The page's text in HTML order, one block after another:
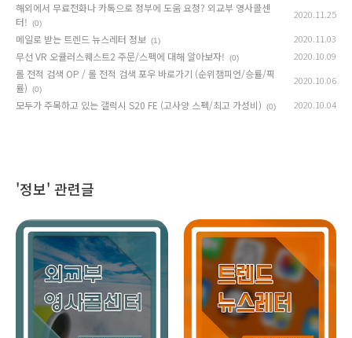
해외에서 무료전화나 카톡으로 정부에 도움 요청? 외교부 영사콜센
터!
(0)
2020.11.25
메일로 받는 트렌드 뉴스레터 정보 (1) 2020.11.03
무선 VR 오큘러스퀘스트2 주문/스펙에 대해 알아보자! (0) 2020.10.09
롤 전적 검색 OP / 롤 전적 검색 포우 바로가기 (순위챔피언/승률/픽
률)
(0)
2020.10.06
모두가 주목하고 있는 갤럭시 S20 FE (고사양 스펙/최고 가성비) (0) 2020.10.04
'정보' 관련글